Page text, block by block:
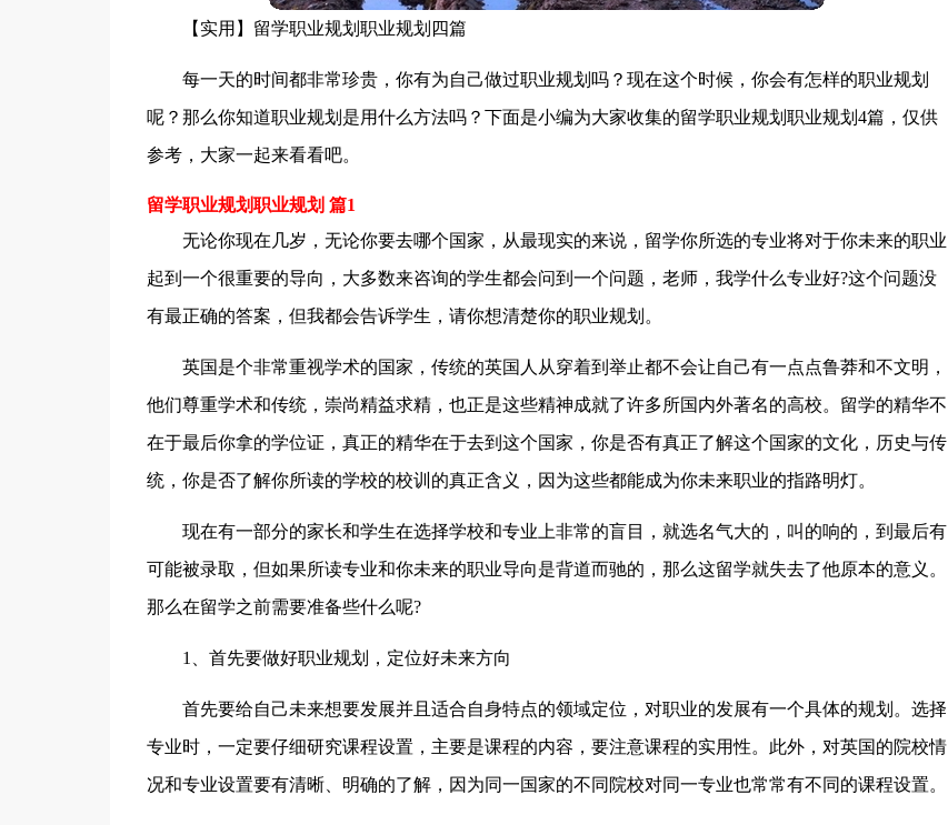
【实用】留学职业规划职业规划四篇
每一天的时间都非常珍贵，你有为自己做过职业规划吗？现在这个时候，你会有怎样的职业规划
呢？那么你知道职业规划是用什么方法吗？下面是小编为大家收集的留学职业规划职业规划4篇，仅供
参考，大家一起来看看吧。
留学职业规划职业规划 篇1
无论你现在几岁，无论你要去哪个国家，从最现实的来说，留学你所选的专业将对于你未来的职业
起到一个很重要的导向，大多数来咨询的学生都会问到一个问题，老师，我学什么专业好?这个问题没
有最正确的答案，但我都会告诉学生，请你想清楚你的职业规划。
英国是个非常重视学术的国家，传统的英国人从穿着到举止都不会让自己有一点点鲁莽和不文明，
他们尊重学术和传统，崇尚精益求精，也正是这些精神成就了许多所国内外著名的高校。留学的精华不
在于最后你拿的学位证，真正的精华在于去到这个国家，你是否有真正了解这个国家的文化，历史与传
统，你是否了解你所读的学校的校训的真正含义，因为这些都能成为你未来职业的指路明灯。
现在有一部分的家长和学生在选择学校和专业上非常的盲目，就选名气大的，叫的响的，到最后有
可能被录取，但如果所读专业和你未来的职业导向是背道而驰的，那么这留学就失去了他原本的意义。
那么在留学之前需要准备些什么呢?
1、首先要做好职业规划，定位好未来方向
首先要给自己未来想要发展并且适合自身特点的领域定位，对职业的发展有一个具体的规划。选择
专业时，一定要仔细研究课程设置，主要是课程的内容，要注意课程的实用性。此外，对英国的院校情
况和专业设置要有清晰、明确的了解，因为同一国家的不同院校对同一专业也常常有不同的课程设置。